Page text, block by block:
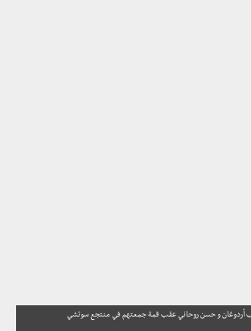
أردوغان و حسن روحاني عقب قمة جمعتهم في منتجع سوتشي